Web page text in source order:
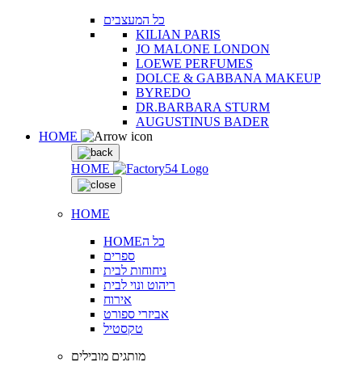
כל המעצבים
KILIAN PARIS
JO MALONE LONDON
LOEWE PERFUMES
DOLCE & GABBANA MAKEUP
BYREDO
DR.BARBARA STURM
AUGUSTINUS BADER
HOME
HOME
HOME
HOMEכל ה
ספרים
ניחוחות לבית
ריהוט ונוי לבית
אירוח
אביזרי ספורט
טקסטיל
מותגים מובילים